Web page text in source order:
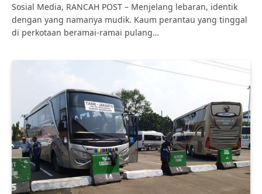
Sosial Media, RANCAH POST – Menjelang lebaran, identik
dengan yang namanya mudik. Kaum perantau yang tinggal
di perkotaan beramai-ramai pulang…